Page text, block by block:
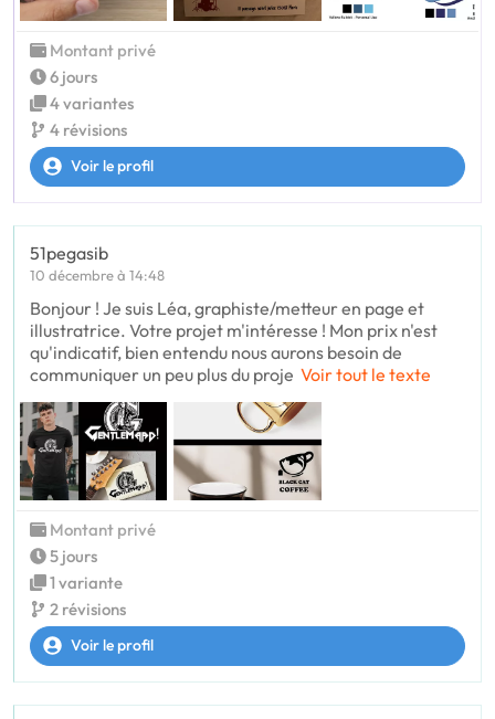
Montant privé
6 jours
4 variantes
4 révisions
Voir le profil
51pegasib
10 décembre à 14:48
Bonjour ! Je suis Léa, graphiste/metteur en page et
illustratrice. Votre projet m'intéresse ! Mon prix n'est
qu'indicatif, bien entendu nous aurons besoin de
communiquer un peu plus du proje Voir tout le texte
Montant privé
5 jours
1 variante
2 révisions
Voir le profil